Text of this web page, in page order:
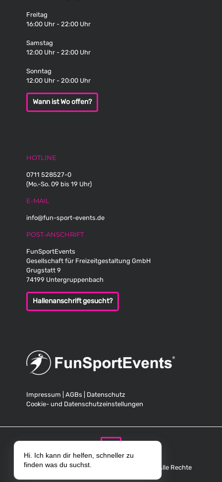
Freitag
16:00 Uhr - 22:00 Uhr
Samstag
12:00 Uhr - 22:00 Uhr
Sonntag
12:00 Uhr - 20:00 Uhr
Wann ist Wo offen?
HOTLINE
0711 528527-0
(Mo.-So. 09 bis 19 Uhr)
E-MAIL
info@fun-sport-events.de
POST-ANSCHRIFT
FunSportEvents
Gesellschaft für Freizeitgestaltung GmbH
Grugstatt 9
74199 Untergruppenbach
Hallenanschrift gesucht?
Impressum AGBs
Datenschutz
Cookie- und Datenschutzeinstellungen
© Copyright 2025 FunSportEvents GmbH. Alle Rechte
Hi. Ich kann dir helfen, schneller zu
finden was du suchst.